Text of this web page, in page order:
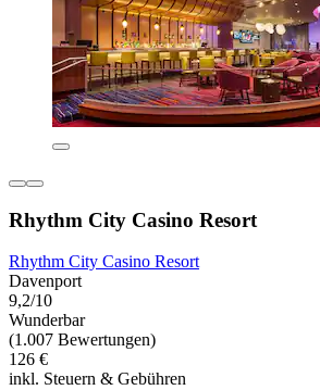
Rhythm City Casino Resort
Rhythm City Casino Resort
Davenport
9,2/10
Wunderbar
(1.007 Bewertungen)
126 €
inkl. Steuern & Gebühren